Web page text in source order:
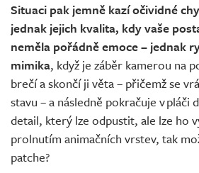
Situaci pak jemně kazí očividné
jednak jejich kvalita, kdy vaše
neměla pořádně emoce – jednak
mimika, když je záběr kamerou na
brečí a skončí ji věta – přičemž se
stavu – a následně pokračuje v pláči
detail, který lze odpustit, ale lze ho
prolnutím animačních vrstev, tak
patche?